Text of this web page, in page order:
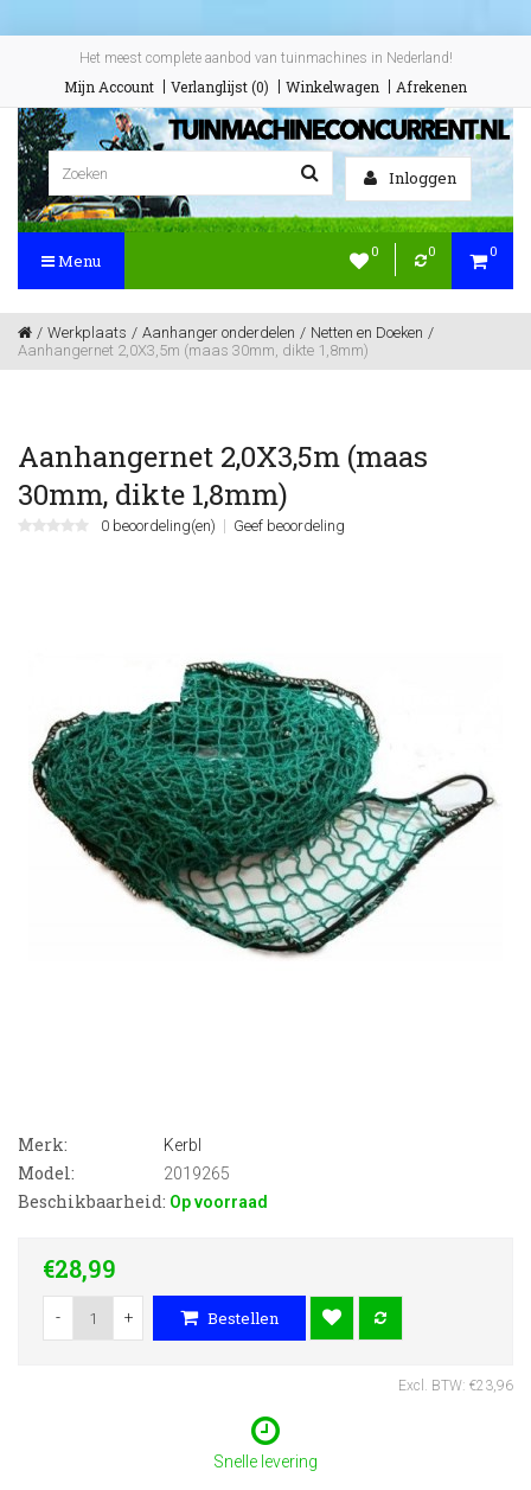
Het meest complete aanbod van tuinmachines in Nederland!
Mijn Account Verlanglijst (0) Winkelwagen Afrekenen
Inloggen
0 0 0
Menu
Werkplaats Aanhanger onderdelen
Netten en Doeken
Aanhangernet 2,0X3,5m (maas 30mm, dikte 1,8mm)
Aanhangernet 2,0X3,5m (maas
30mm, dikte 1,8mm)
0 beoordeling(en) Geef beoordeling
Merk: Kerbl
Model: 2019265
Beschikbaarheid: Op voorraad
€28,99
- + Bestellen
Excl. BTW: €23,96
Snelle levering